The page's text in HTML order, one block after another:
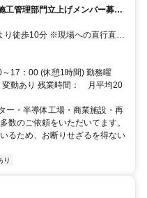
管理部門立上げメンバー募集/
助やジムの年会費無料などの福
17：00 (休憩1時間) 勤務曜
動あり 残業時間： 月平均20
ー・半導体工場・商業施設・再
数のご依頼をいただいてます。
るため、お断りせざるを得ない
り